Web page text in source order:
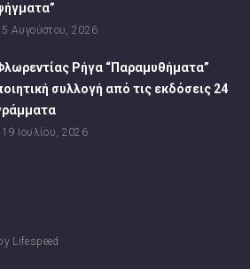
5 Αυγούστου, 2026
Ρήγα “Παραμυθήματα”
συλλογή από τις εκδόσεις 24
19 Ιουλίου, 2026
Lifespeed